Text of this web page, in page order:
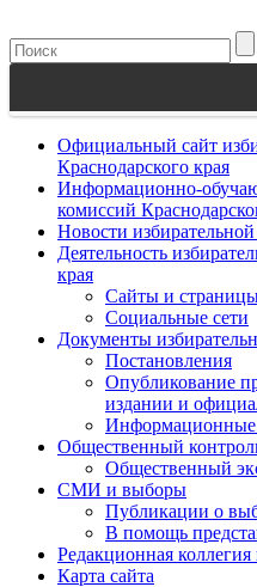
Официальный сайт
Краснодарского края
Информационно-
комиссий
Новости
Деятельность
края
Сайты и
Социальные сети
Документы
Постановления
Опубликование
издании и
Информационные
Общественный
Общественный
СМИ и выборы
Публикации о
В помощь
Редакционная коллегия
Карта сайта